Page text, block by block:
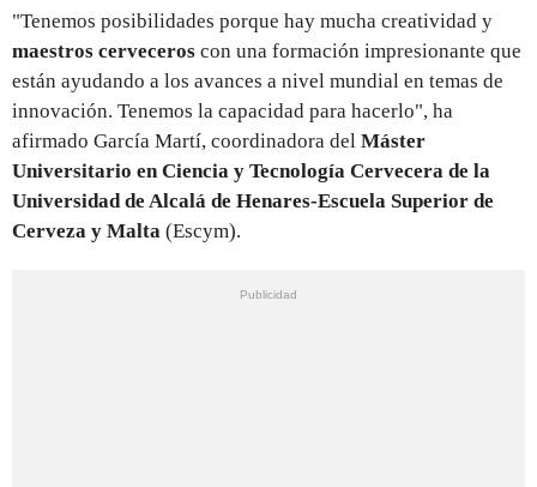
"Tenemos posibilidades porque hay mucha creatividad y
maestros cerveceros con una formación impresionante que
están ayudando a los avances a nivel mundial en temas de
innovación. Tenemos la capacidad para hacerlo", ha
afirmado García Martí, coordinadora del Máster
Universitario en Ciencia y Tecnología Cervecera de la
Universidad de Alcalá de Henares-Escuela Superior de
Cerveza y Malta (Escym).